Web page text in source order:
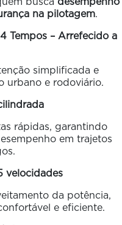
na pilotagem.
Tempos – Arrefecido a
simplificada e
urbano e rodoviário.
rápidas, garantindo
em trajetos
velocidades
da potência,
e eficiente.